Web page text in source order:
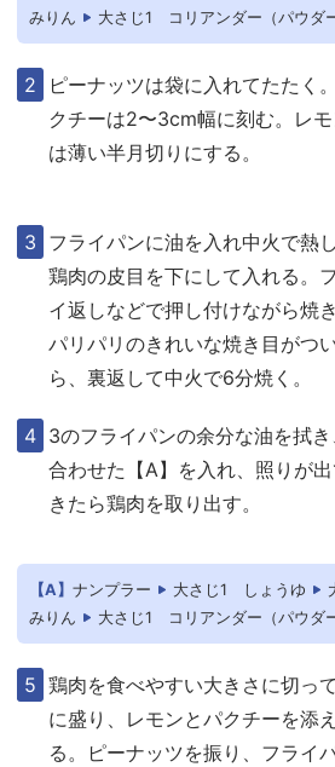
みりん
大さじ1 コリアンダー（パウダ
ピーナッツは袋に入れてたたく
クチーは2〜3cm幅に刻む。レ
は薄い半月切りにする。
フライパンに油を入れ中火で熱し
鶏肉の皮目を下にして入れる。
イ返しなどで押し付けながら焼き
パリパリのきれいな焼き目がつ
ら、裏返して中火で6分焼く。
3のフライパンの余分な油を拭き
合わせた【A】を入れ、照りが出
きたら鶏肉を取り出す。
【A】 ナンプラー 大さじ1 しょうゆ
みりん
大さじ1 コリアンダー（パウダ
鶏肉を食べやすい大きさに切っ
に盛り、レモンとパクチーを添え
る。ピーナッツを振り、フライ